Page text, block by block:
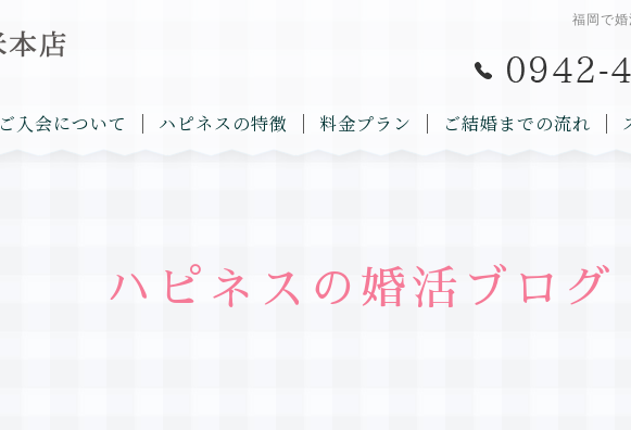
福岡で
ご入会について ハピネスの特徴 料金プラン ご結婚までの流れ
ハピネスの婚活ブログ